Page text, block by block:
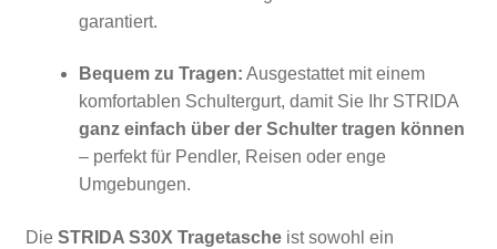
garantiert.
Bequem zu Tragen: Ausgestattet mit einem
komfortablen Schultergurt, damit Sie Ihr STRIDA
ganz einfach über der Schulter tragen können
– perfekt für Pendler, Reisen oder enge
Umgebungen.
Die STRIDA S30X Tragetascheist sowohl ein